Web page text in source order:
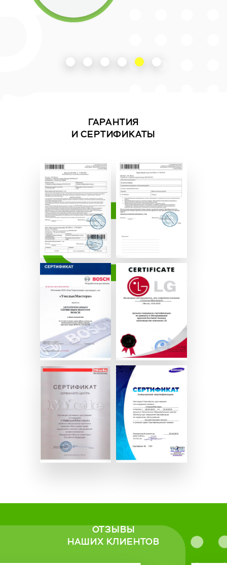
ГАРАНТИЯ
И СЕРТИФИКАТЫ
ОТЗЫВЫ
НАШИХ КЛИЕНТОВ